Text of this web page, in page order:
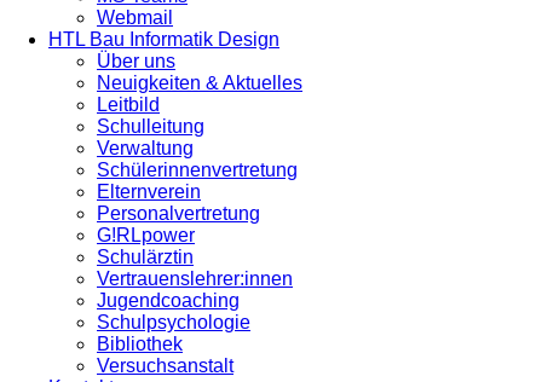
Webmail
HTL Bau Informatik Design
Über uns
Neuigkeiten & Aktuelles
Leitbild
Schulleitung
Verwaltung
Schülerinnenvertretung
Elternverein
Personalvertretung
G!RLpower
Schulärztin
Vertrauenslehrer:innen
Jugendcoaching
Schulpsychologie
Bibliothek
Versuchsanstalt